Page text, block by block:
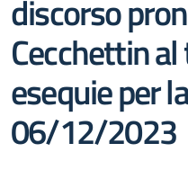
discorso
Cecchettin
esequie per
06/12/2023